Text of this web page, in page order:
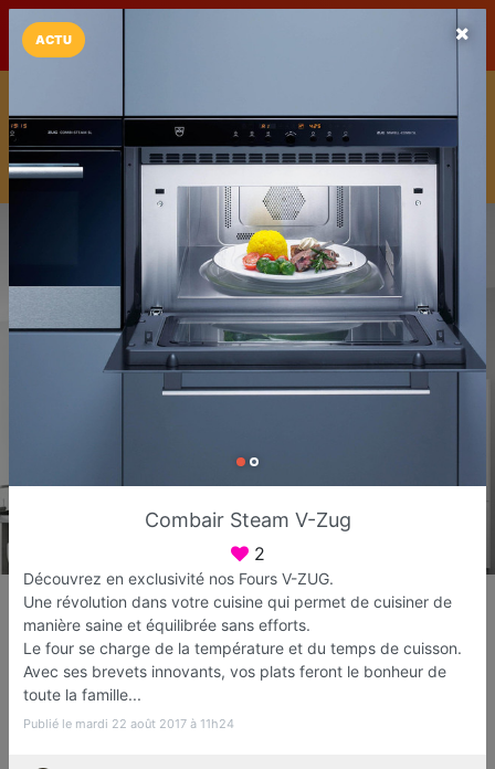
LaCarte Play Store
Téléchargez gratuitement l'app LaCarte pour suivre vos
commerces favoris et ne rien rater !
Télécharger
SARL ARIVAT - LEICHT
Vente de cuisines, salles de bains et
dressing
Fréjus
ACTU
Combair Steam V-Zug
2
Découvrez en exclusivité nos Fours V-ZUG.
Une révolution dans votre cuisine qui permet de cuisiner de
manière saine et équilibrée sans efforts.
Le four se charge de la température et du temps de cuisson.
Avec ses brevets innovants, vos plats feront le bonheur de
toute la famille...
Publié le mardi 22 août 2017 à 11h24